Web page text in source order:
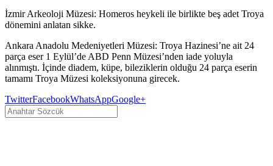
İzmir Arkeoloji Müzesi: Homeros heykeli ile birlikte beş adet Troya
dönemini anlatan sikke.
Ankara Anadolu Medeniyetleri Müzesi: Troya Hazinesi’ne ait 24
parça eser 1 Eylül’de ABD Penn Müzesi’nden iade yoluyla
alınmıştı. İçinde diadem, küpe, bileziklerin olduğu 24 parça eserin
tamamı Troya Müzesi koleksiyonuna girecek.
TwitterFacebookWhatsAppGoogle+